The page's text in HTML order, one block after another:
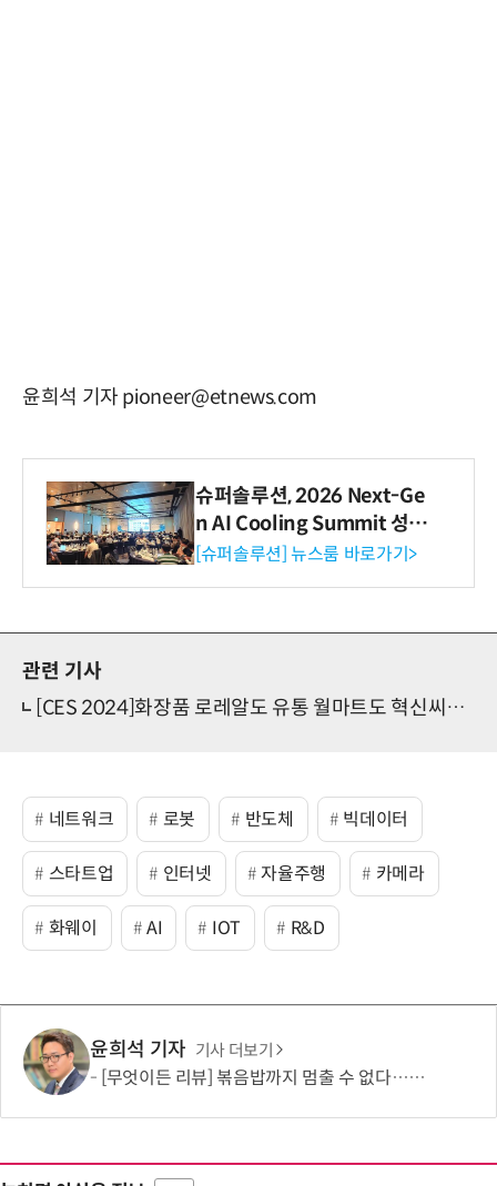
윤희석 기자 pioneer@etnews.com
슈퍼솔루션, 2026 Next-Ge
n AI Cooling Summit 성황
리 성료
[슈퍼솔루션] 뉴스룸 바로가기>
관련 기사
[CES 2024]화장품 로레알도 유통 월마트도 혁신씨앗 AX 강조
네트워크 로봇 반도체 빅데이터
스타트업 인터넷 자율주행 카메라
화웨이 AI IOT R&D
윤희석 기자 기사 더보기
[무엇이든 리뷰] 볶음밥까지 멈출 수 없다…하림 '별미요리 닭갈비' 한 끼 실험